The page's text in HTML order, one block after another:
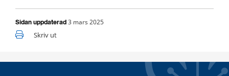
Sidan uppdaterad 3 mars 2025
Skriv ut